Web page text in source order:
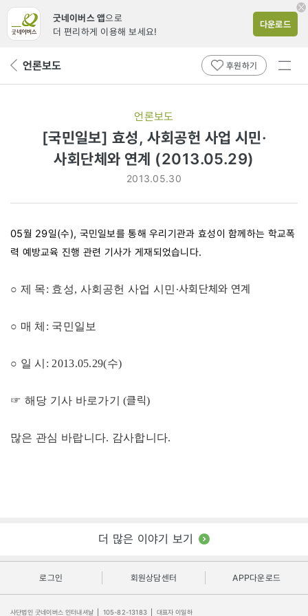
굿네이버스 앱으로
더 편리하게 이용해 보세요!
다운로드
뒤 언론보도 후원하기
전체
언론보도
[국민일보] 효성, 사회공헌 사업 시민·
사회단체와 연계 (2013.05.29)
2013.05.30
05월 29일(수), 국민일보를 통해 우리기관과 효성이 함께하는 학교폭
력 예방교육 진행 관련 기사가 게재되었습니다.
○ 제 목: 효성, 사회공헌 사업 시민 ·사회단체와 연계
○ 매 체: 국민일보
○ 일 시: 2013.05.29(수)
☞ 해당 기사 바로가기 (클릭)
많은 관심 바랍니다. 감사합니다.
더 많은 이야기 보기
로그인 회원상담센터 APP다운로드
사단법인 굿네이버스 인터내셔날 105-82-13183 대표자 이일하